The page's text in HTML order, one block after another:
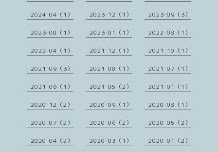
2024-04（1） 2023-12（1） 2023-09（3）
2023-08（1） 2023-01（1） 2022-08（1）
2022-04（1） 2021-12（1） 2021-10（1）
2021-09（3） 2021-08（1） 2021-07（1）
2021-06（1） 2021-05（2） 2021-01（1）
2020-12（2） 2020-09（1） 2020-08（1）
2020-07（2） 2020-06（2） 2020-05（2）
2020-04（2） 2020-03（1） 2020-01（2）